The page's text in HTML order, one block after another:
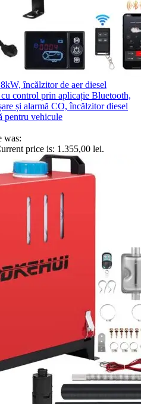
încălzitor de aer diesel
control prin aplicație Bluetooth,
și alarmă CO, încălzitor diesel
pentru vehicule
was:
price is: 1.355,00 lei.